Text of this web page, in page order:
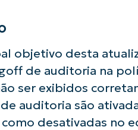
objetivo desta
de auditoria na
ser exibidos
auditoria são
como desativadas no